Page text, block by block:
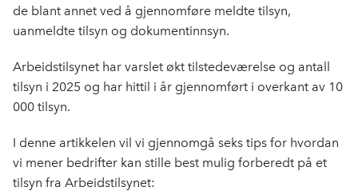
de blant annet ved å gjennomføre meldte tilsyn,
uanmeldte tilsyn og dokumentinnsyn.
Arbeidstilsynet har varslet økt tilstedeværelse og antall
tilsyn i 2025 og har hittil i år gjennomført i overkant av 10
000 tilsyn.
I denne artikkelen vil vi gjennomgå seks tips for hvordan
vi mener bedrifter kan stille best mulig forberedt på et
tilsyn fra Arbeidstilsynet: